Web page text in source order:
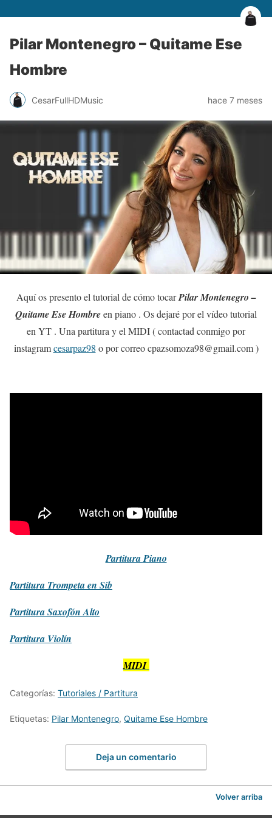
Pilar Montenegro – Quitame Ese
Hombre
CesarFullHDMusic hace 7 meses
Aquí os presento el tutorial de cómo tocarPilar Montenegro –
Quitame Ese Hombreen piano . Os dejaré por el vídeo tutorial
en YT . Una partitura y el MIDI ( contactad conmigo por
instagramcesarpaz98 o por correo cpazsomoza98@gmail.com )
PartituraPiano
Partitura Trompeta en Sib
PartituraSaxofón Alto
Partitura Violín
MIDI
Categorías: Tutoriales / Partitura
Etiquetas: Pilar Montenegro, Quitame Ese Hombre
Deja un comentario
Volver arriba